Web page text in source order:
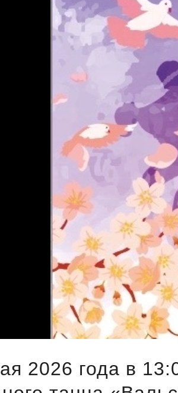
2026 года в